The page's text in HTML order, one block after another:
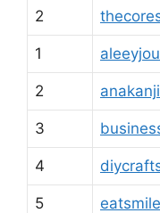
2
1
2
3
4
5